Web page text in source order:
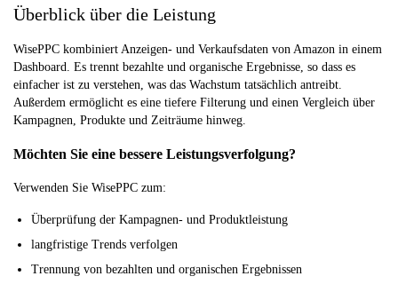
Überblick über die Leistung
WisePPC kombiniert Anzeigen- und Verkaufsdaten von Amazon in einem
Dashboard. Es trennt bezahlte und organische Ergebnisse, so dass es
einfacher ist zu verstehen, was das Wachstum tatsächlich antreibt.
Außerdem ermöglicht es eine tiefere Filterung und einen Vergleich über
Kampagnen, Produkte und Zeiträume hinweg.
Möchten Sie eine bessere Leistungsverfolgung?
Verwenden Sie WisePPC zum:
Überprüfung der Kampagnen- und Produktleistung
langfristige Trends verfolgen
Trennung von bezahlten und organischen Ergebnissen